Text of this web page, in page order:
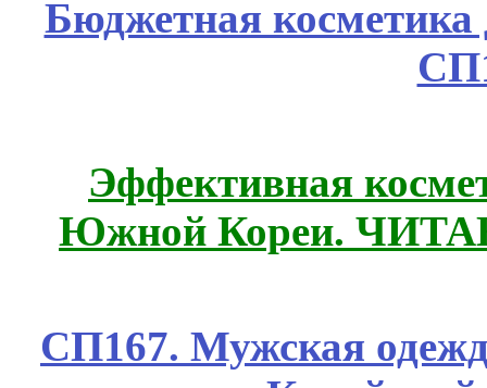
Бюджетная косметика
Эффективная
Южной Кореи.
СП167. Мужская